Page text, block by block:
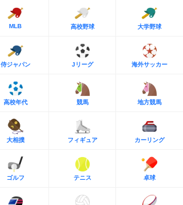
MLB 高校野球 大学野球
侍ジャパン Jリーグ 海外サッカー
高校年代 競馬 地方競馬
大相撲 フィギュア カーリング
ゴルフ テニス 卓球